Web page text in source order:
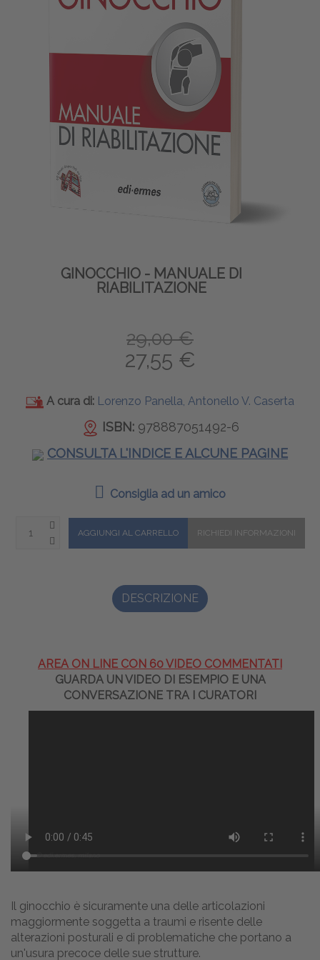
GINOCCHIO - MANUALE DI
RIABILITAZIONE
29,00 €
27,55 €
A cura di: Lorenzo Panella, Antonello V. Caserta
ISBN: 978887051492-6
CONSULTA L'INDICE E ALCUNE PAGINE
Consiglia ad un amico
DESCRIZIONE
AREA ON LINE CON 60 VIDEO COMMENTATI
GUARDA UN VIDEO DI ESEMPIO E UNA
CONVERSAZIONE TRA I CURATORI
Il ginocchio è sicuramente una delle articolazioni
maggiormente soggetta a traumi e risente delle
alterazioni posturali e di problematiche che portano a
un'usura precoce delle sue strutture.